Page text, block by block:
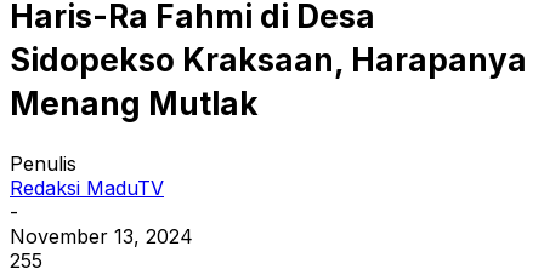
Haris-Ra Fahmi di Desa
Sidopekso Kraksaan, Harapanya
Menang Mutlak
Penulis
Redaksi MaduTV
-
November 13, 2024
255